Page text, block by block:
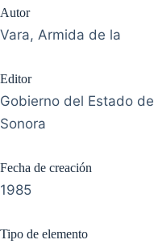
Autor
Vara, Armida de la
Editor
Gobierno del Estado de
Sonora
Fecha de creación
1985
Tipo de elemento